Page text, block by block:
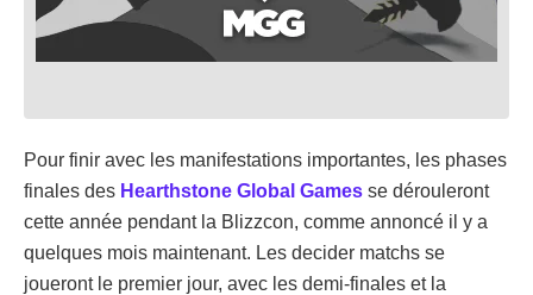
Pour finir avec les manifestations importantes, les phases
finales des Hearthstone Global Games se dérouleront
cette année pendant la Blizzcon, comme annoncé il y a
quelques mois maintenant. Les decider matchs se
joueront le premier jour, avec les demi-finales et la